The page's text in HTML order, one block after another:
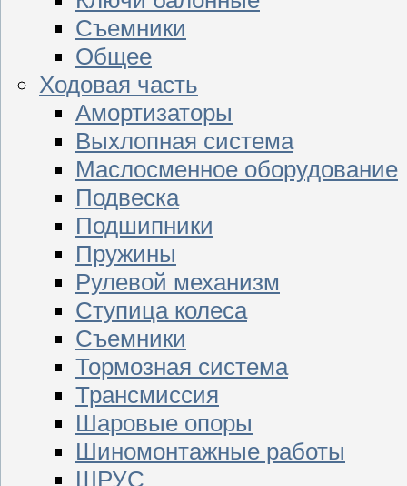
Съемники
Общее
Ходовая часть
Амортизаторы
Выхлопная система
Маслосменное оборудование
Подвеска
Подшипники
Пружины
Рулевой механизм
Ступица колеса
Съемники
Тормозная система
Трансмиссия
Шаровые опоры
Шиномонтажные работы
ШРУС